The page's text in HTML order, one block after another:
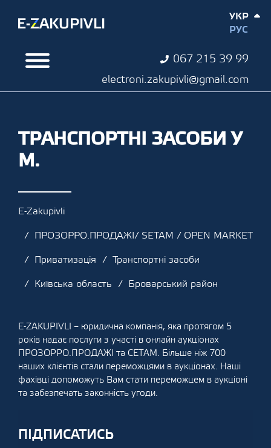
067 215 39 99
electroni.zakupivli@gmail.com
УКР
РУС
ТРАНСПОРТНІ ЗАСОБИ У
М.
E-Zakupivli
ПРОЗОРРО.ПРОДАЖІ/ SETAM / OPEN MARKET
Приватизація
Транспортні засоби
Київська область
Броварський район
E-ZAKUPIVLI – юридична компанія, яка протягом 5
років надає послуги з участі в онлайн аукціонах
ПРОЗОРРО.ПРОДАЖІ та СЕТАМ. Більше ніж 700
наших клієнтів стали переможцями в аукціонах. Наші
фахівці допоможуть Вам стати переможцем в аукціоні
та забезпечать законність угоди.
ПІДПИСАТИСЬ